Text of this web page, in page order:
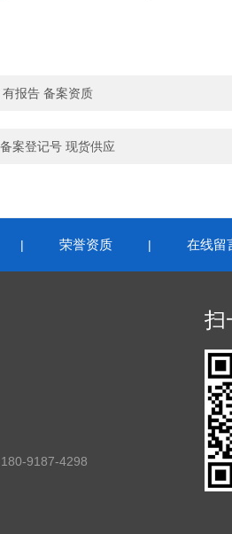
报告 备案资质
案登记号 现货供应
| 荣誉资质 | 在线留
9187-4298
扫